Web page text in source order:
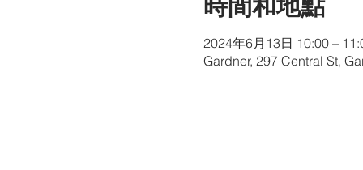
時間和地點
2024年6月13日 10:00 –
Gardner, 297 Central St,